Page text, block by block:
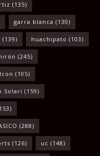
(135)
garra blanca (130)
(139) huachipato (103)
(245)
(105)
Solari (159)
(288)
(126) uc (148)